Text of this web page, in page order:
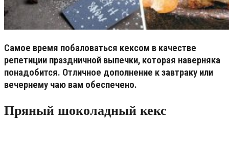
Самое время побаловаться кексом в качестве
репетиции праздничной выпечки, которая наверняка
понадобится. Отличное дополнение к завтраку или
вечернему чаю вам обеспечено.
Пряный шоколадный кекс